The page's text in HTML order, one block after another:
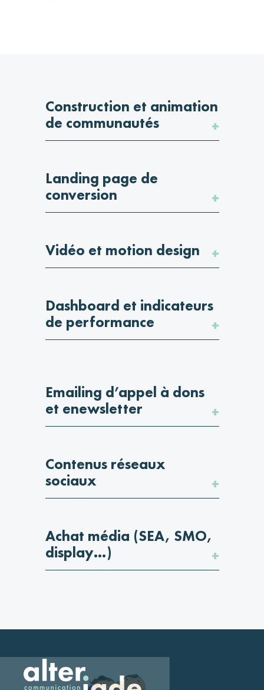
Construction et animation
de communautés
Landing page de
conversion
Vidéo et motion design
Dashboard et indicateurs
de performance
Emailing d’appel à dons
et enewsletter
Contenus réseaux
sociaux
Achat média (SEA, SMO,
display…)
Salut c'est nous...